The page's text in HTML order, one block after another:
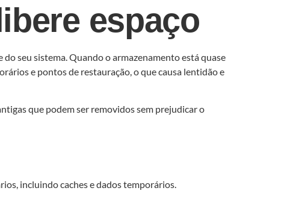
espaço
seu sistema. Quando o armazenamento está quase
e pontos de restauração, o que causa lentidão e
que podem ser removidos sem prejudicar o
incluindo caches e dados temporários.